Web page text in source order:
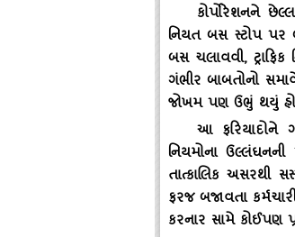
કોર્પોરેશનને
નિયત બસ સ્ટોપ પર
બસ ચલાવવી,
ગંભીર બાબતોનો
જોખમ પણ ઉભું થયું
આ ફરિયાદોને
નિયમોના
તાત્કાલિક અસરથી
ફરજ બજાવતા
કરનાર સામે કોઈપણ